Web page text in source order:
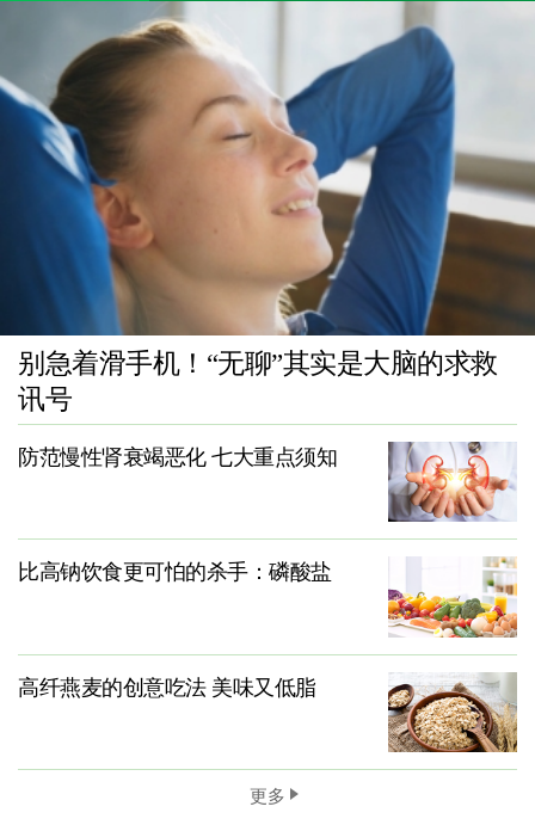
别急着滑手机！“无聊”其实是大脑的求救
讯号
防范慢性肾衰竭恶化 七大重点须知
比高钠饮食更可怕的杀手：磷酸盐
高纤燕麦的创意吃法 美味又低脂
更多